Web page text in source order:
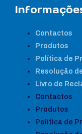
Contactos
Produtos
Política de
Resolução
Livro de
Contactos
Produtos
Política de